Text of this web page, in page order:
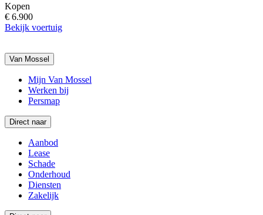
Kopen
€ 6.900
Bekijk voertuig
Van Mossel
Mijn Van Mossel
Werken bij
Persmap
Direct naar
Aanbod
Lease
Schade
Onderhoud
Diensten
Zakelijk